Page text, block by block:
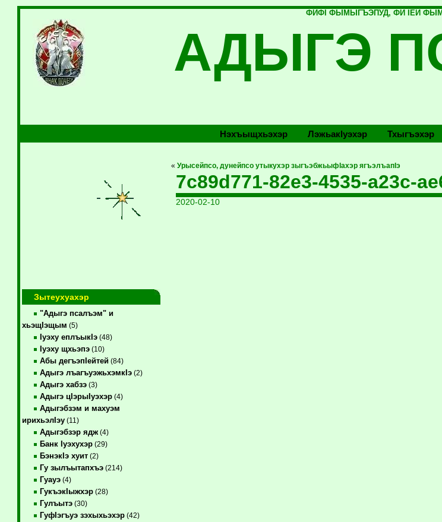
ФИФI ФЫМЫГЪЭПУД, ФИ IЕЙ
АДЫГЭ
Нэхъыщхьэхэр Лэжьакlуэхэр Тхыгъэхэр
Зытеухуахэр
"Адыгэ псалъэм" и
хьэщIэщым (5)
Iуэху еплъыкIэ(48)
Iуэху щхьэпэ(10)
Абы дегъэпIейтей(84)
Адыгэ лъагъуэжьхэмкIэ(2)
Адыгэ хабзэ(3)
Адыгэ цIэрыIуэхэр(4)
Адыгэбзэм и махуэм
ирихьэлIэу(11)
Адыгэбзэр ядж(4)
Банк Iуэхухэр(29)
БэнэкIэ хуит(2)
Гу зылъытапхъэ(214)
Гуауэ(4)
ГукъэкIыжхэр(28)
Гулъытэ(30)
ГуфIэгъуэ зэхыхьэхэр(42)
« Урысейпсо, дунейпсо утыкухэр зыгъэбжьыфIахэр ягъэлъапIэ
7c89d771-82e3-4535-a23c-
2020-02-10